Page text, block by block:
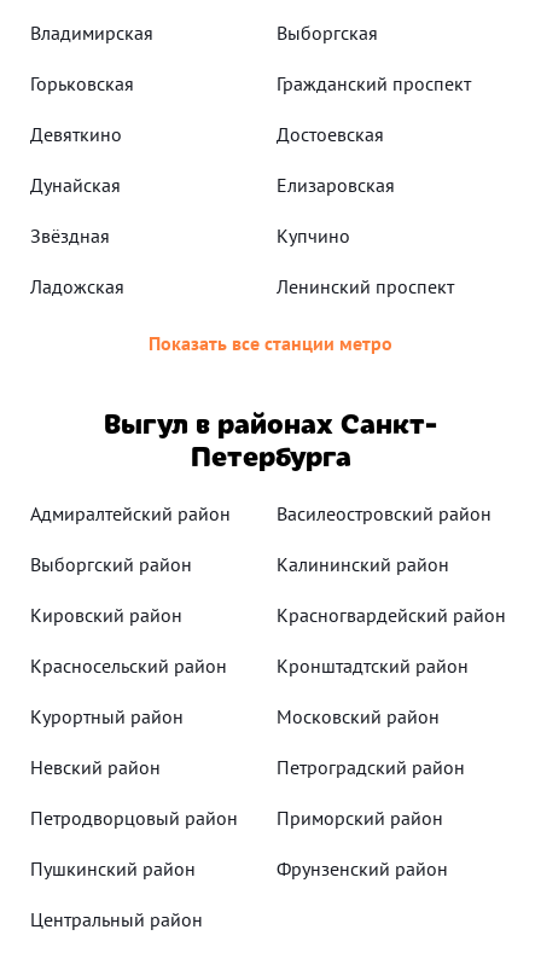
Владимирская Выборгская
Горьковская Гражданский проспект
Девяткино Достоевская
Дунайская Елизаровская
Звёздная Купчино
Ладожская Ленинский проспект
Показать все станции метро
Выгул в районах Санкт-
Петербурга
Адмиралтейский район Василеостровский район
Выборгский район Калининский район
Кировский район Красногвардейский район
Красносельский район Кронштадтский район
Курортный район Московский район
Невский район Петроградский район
Петродворцовый район Приморский район
Пушкинский район Фрунзенский район
Центральный район